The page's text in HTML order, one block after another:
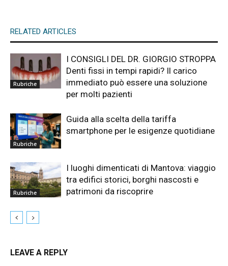
RELATED ARTICLES
Rubriche
I CONSIGLI DEL DR. GIORGIO STROPPA
Denti fissi in tempi rapidi? Il carico
immediato può essere una soluzione
per molti pazienti
Rubriche
Guida alla scelta della tariffa
smartphone per le esigenze quotidiane
Rubriche
I luoghi dimenticati di Mantova: viaggio
tra edifici storici, borghi nascosti e
patrimoni da riscoprire
LEAVE A REPLY